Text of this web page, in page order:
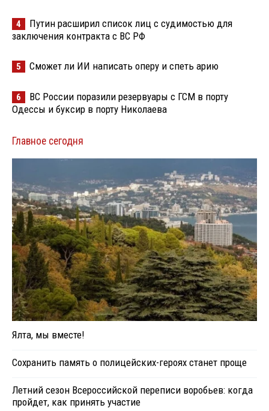
4
Путин расширил список лиц с судимостью для
заключения контракта с ВС РФ
5 Сможет ли ИИ написать оперу и спеть арию
6
ВС России поразили резервуары с ГСМ в порту
Одессы и буксир в порту Николаева
Главное сегодня
Ялта, мы вместе!
Сохранить память о полицейских-героях станет проще
Летний сезон Всероссийской переписи воробьев: когда
пройдет, как принять участие